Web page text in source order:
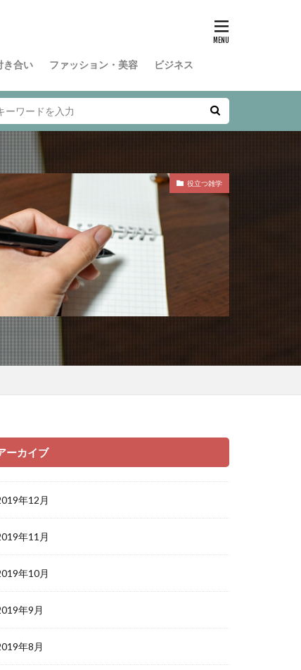
き合い ファッション・美容 ビジネス
役立つ雑学
ーカイブ
年12月
年11月
年10月
年9月
年8月